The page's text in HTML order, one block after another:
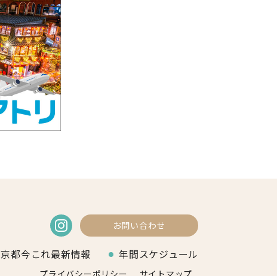
京都今これ最新情報 年間スケジュール
お問い合わせ